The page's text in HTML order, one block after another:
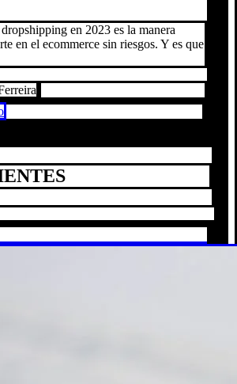
en 2023 es la manera
en el ecommerce sin riesgos. Y es que